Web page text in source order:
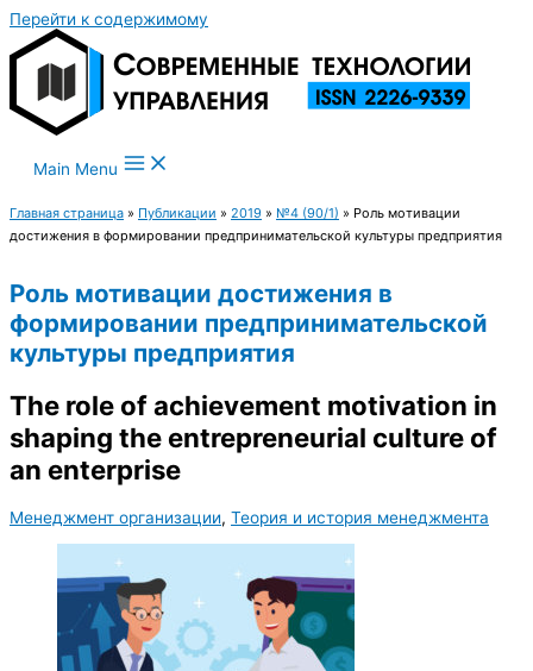
Перейти к содержимому
Main Menu
Главная страница » Публикации » 2019 » №4 (90/1) » Роль мотивации
достижения в формировании предпринимательской культуры предприятия
Роль мотивации достижения в
формировании предпринимательской
культуры предприятия
The role of achievement motivation in
shaping the entrepreneurial culture of
an enterprise
Менеджмент организации, Теория и история менеджмента